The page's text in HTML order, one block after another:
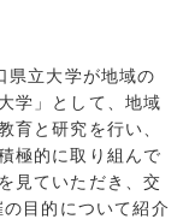
県立大学が地域の
学」として、地域
育と研究を行い、
極的に取り組んで
見ていただき、交
目的について紹介